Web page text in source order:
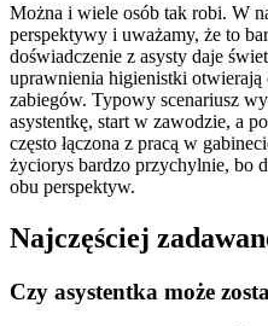
Można i wiele osób tak robi. W
perspektywy i uważamy, że to
doświadczenie z asysty daje
uprawnienia higienistki
zabiegów. Typowy scenariusz
asystentkę, start w zawodzie, a
często łączona z pracą w
życiorys bardzo przychylnie, bo
obu perspektyw.
Najczęściej
Czy asystentka może